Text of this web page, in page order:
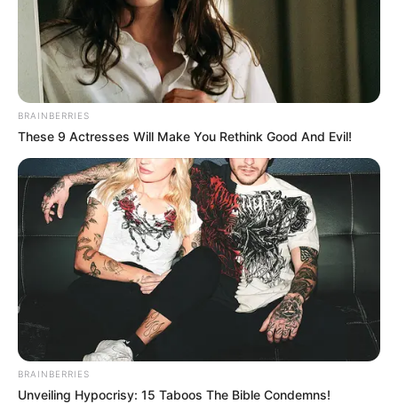
8 WORKING CLASS HERO
1 DAYAK
12 JIBI DU FRUITIER
9 JOOST D’OLERON
7 JOUVENCE DE CAREL
A découvrir cette Base Quinté et l’Outsider du jour.
BRAINBERRIES
These 9 Actresses Will Make You Rethink Good And Evil!
BRAINBERRIES
Unveiling Hypocrisy: 15 Taboos The Bible Condemns!